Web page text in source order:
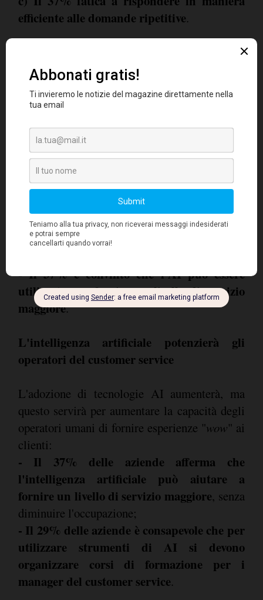
efficiente alle domande ripetitive.
L'intelligenza artificiale reinventerà
l'engagement con i clienti
L'AI permetterà alle aziende di rispondere a
anticipare e agire in base alle esigenze del
cliente:
- Il 59% delle aziende vuole estendere il
range di domande supportate da VCA e
- Il 47% afferma che l'AI permetterà alle
operazioni di customer service di diventare
- Il 37% è convinto che l'AI può essere
utilizzata per fornire un livello di servizio
maggiore.
L'intelligenza artificiale potenzierà gli
operatori del customer service
L'adozione di tecnologie AI aumenterà, ma
questo servirà per aumentare la capacità degli
operatori umani di fornire esperienze "wow" ai
clienti:
- Il 37% delle aziende afferma che
l'intelligenza artificiale può aiutare a
fornire un livello di servizio maggiore, senza
diminuire l'occupazione;
- Il 29% delle aziende è consapevole che per
utilizzare strumenti di AI si devono
organizzare corsi di formazione per i
manager del customer service.